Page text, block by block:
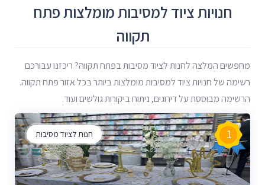
חנויות ציוד למסיבות מומלצות פתח
תקווה
מחפשים המלצה לחנות לציוד מסיבות בפתח תקווה? ריכזנו עבורכם
רשימה של חנויות ציוד למסיבות מומלצות ביותר בכל אזור פתח תקווה.
הרשימה מבוססת על דירוגים, ניתוח ביקורות גולשים ועוד.
חנות לציוד מסיבות 1